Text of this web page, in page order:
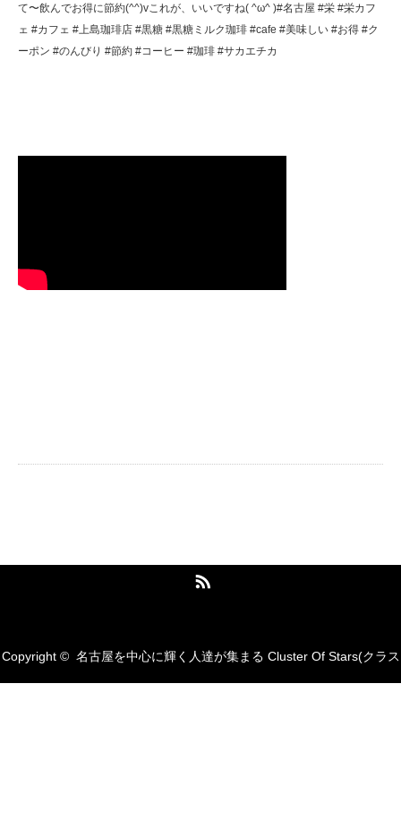
て〜飲んでお得に節約(^^)vこれが、いいですね( ^ω^ )#名古屋 #栄 #栄カフ
ェ #カフェ #上島珈琲店 #黒糖 #黒糖ミルク珈琲 #cafe #美味しい #お得 #ク
ーポン #のんびり #節約 #コーヒー #珈琲 #サカエチカ
Copyright © 名古屋を中心に輝く人達が集まる Cluster Of Stars(クラス